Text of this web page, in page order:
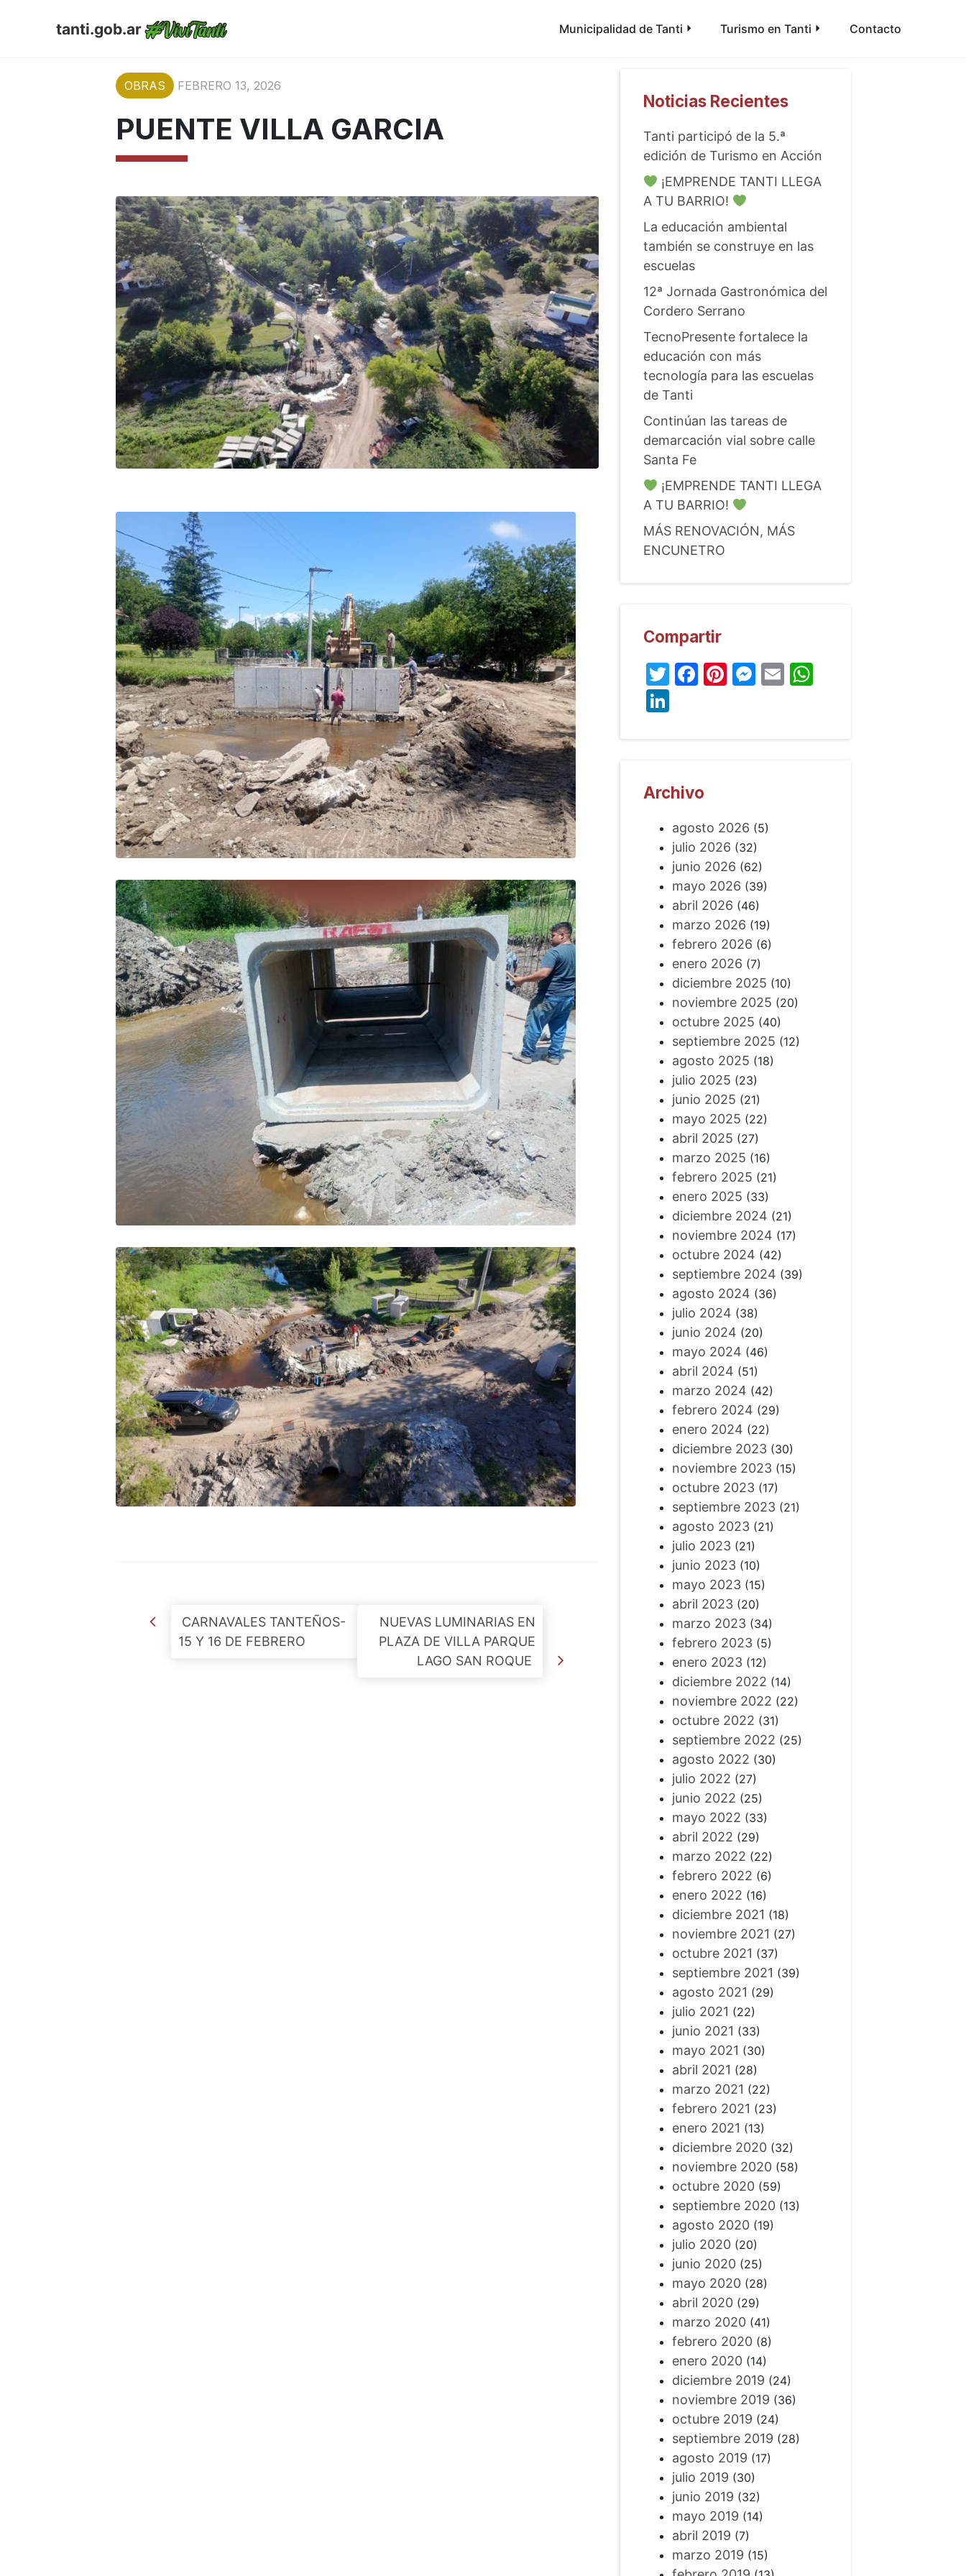
tanti.gob.ar Municipalidad de Tanti Turismo en Tanti Contacto
OBRAS FEBRERO 13, 2026
PUENTE VILLA GARCIA
Post navigation
CARNAVALES TANTEÑOS-
15 Y 16 DE FEBRERO
NUEVAS LUMINARIAS EN
PLAZA DE VILLA PARQUE
LAGO SAN ROQUE
Noticias Recientes
Tanti participó de la 5.ª
edición de Turismo en Acción
¡EMPRENDE TANTI LLEGA
A TU BARRIO!
La educación ambiental
también se construye en las
escuelas
12ª Jornada Gastronómica del
Cordero Serrano
TecnoPresente fortalece la
educación con más
tecnología para las escuelas
de Tanti
Continúan las tareas de
demarcación vial sobre calle
Santa Fe
¡EMPRENDE TANTI LLEGA
A TU BARRIO!
MÁS RENOVACIÓN, MÁS
ENCUNETRO
Compartir
Twitter
Facebook
Pinterest
Messenger
EmailWhatsApp
LinkedIn
Archivo
agosto 2026 (5)
julio 2026 (32)
junio 2026 (62)
mayo 2026 (39)
abril 2026 (46)
marzo 2026 (19)
febrero 2026 (6)
enero 2026 (7)
diciembre 2025 (10)
noviembre 2025 (20)
octubre 2025 (40)
septiembre 2025 (12)
agosto 2025 (18)
julio 2025 (23)
junio 2025 (21)
mayo 2025 (22)
abril 2025 (27)
marzo 2025 (16)
febrero 2025 (21)
enero 2025 (33)
diciembre 2024 (21)
noviembre 2024 (17)
octubre 2024 (42)
septiembre 2024 (39)
agosto 2024 (36)
julio 2024 (38)
junio 2024 (20)
mayo 2024 (46)
abril 2024 (51)
marzo 2024 (42)
febrero 2024 (29)
enero 2024 (22)
diciembre 2023(30)
noviembre 2023(15)
octubre 2023(17)
septiembre 2023(21)
agosto 2023(21)
julio 2023(21)
junio 2023(10)
mayo 2023(15)
abril 2023(20)
marzo 2023(34)
febrero 2023(5)
enero 2023(12)
diciembre 2022 (14)
noviembre 2022 (22)
octubre 2022 (31)
septiembre 2022 (25)
agosto 2022 (30)
julio 2022 (27)
junio 2022 (25)
mayo 2022 (33)
abril 2022 (29)
marzo 2022 (22)
febrero 2022 (6)
enero 2022 (16)
diciembre 2021 (18)
noviembre 2021 (27)
octubre 2021 (37)
septiembre 2021 (39)
agosto 2021 (29)
julio 2021 (22)
junio 2021 (33)
mayo 2021 (30)
abril 2021 (28)
marzo 2021 (22)
febrero 2021 (23)
enero 2021 (13)
diciembre 2020(32)
noviembre 2020(58)
octubre 2020(59)
septiembre 2020(13)
agosto 2020(19)
julio 2020(20)
junio 2020(25)
mayo 2020(28)
abril 2020(29)
marzo 2020(41)
febrero 2020(8)
enero 2020(14)
diciembre 2019 (24)
noviembre 2019 (36)
octubre 2019 (24)
septiembre 2019 (28)
agosto 2019 (17)
julio 2019 (30)
junio 2019 (32)
mayo 2019 (14)
abril 2019 (7)
marzo 2019 (15)